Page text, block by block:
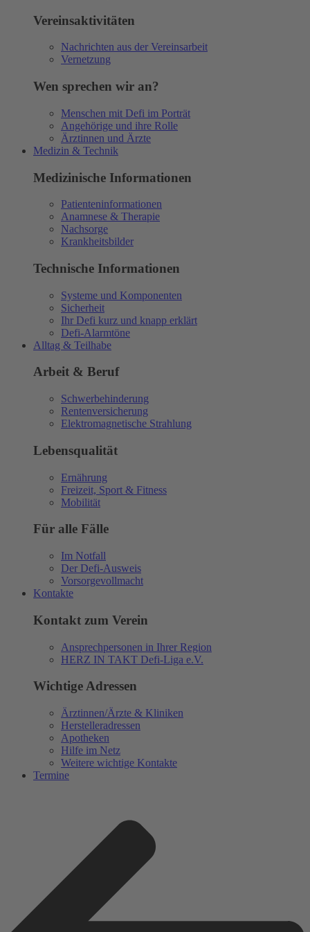
Vereinsaktivitäten
Nachrichten aus der Vereinsarbeit
Vernetzung
Wen sprechen wir an?
Menschen mit Defi im Porträt
Angehörige und ihre Rolle
Ärztinnen und Ärzte
Medizin & Technik
Medizinische Informationen
Patienteninformationen
Anamnese & Therapie
Nachsorge
Krankheitsbilder
Technische Informationen
Systeme und Komponenten
Sicherheit
Ihr Defi kurz und knapp erklärt
Defi-Alarmtöne
Alltag & Teilhabe
Arbeit & Beruf
Schwerbehinderung
Rentenversicherung
Elektromagnetische Strahlung
Lebensqualität
Ernährung
Freizeit, Sport & Fitness
Mobilität
Für alle Fälle
Im Notfall
Der Defi-Ausweis
Vorsorgevollmacht
Kontakte
Kontakt zum Verein
Ansprechpersonen in Ihrer Region
HERZ IN TAKT Defi-Liga e.V.
Wichtige Adressen
Ärztinnen/Ärzte & Kliniken
Herstelleradressen
Apotheken
Hilfe im Netz
Weitere wichtige Kontakte
Termine